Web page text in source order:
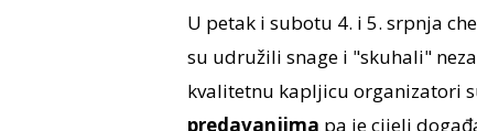
U petak i subotu 4. i 5. srpnja
su udružili snage i "skuhali"
kvalitetnu kapljicu organizatori
predavanjima pa je cijeli